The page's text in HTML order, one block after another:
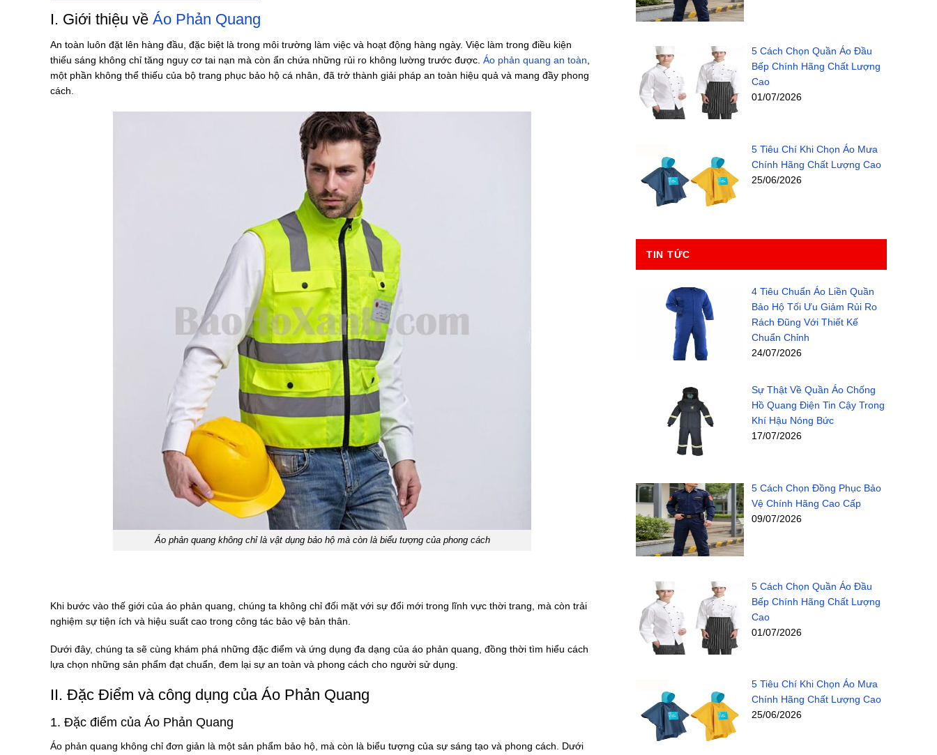
I. Giới thiệu về Áo Phản Quang
An toàn luôn đặt lên hàng đầu, đặc biệt là trong môi trường làm việc và hoạt động hàng ngày. Việc làm trong điều kiện
thiếu sáng không chỉ tăng nguy cơ tai nạn mà còn ẩn chứa những rủi ro không lường trước được. Áo phản quang an toàn,
một phần không thể thiếu của bộ trang phục bảo hộ cá nhân, đã trở thành giải pháp an toàn hiệu quả và mang đầy phong
cách.
Áo phản quang không chỉ là vật dụng bảo hộ mà còn là biểu tượng của phong cách
Khi bước vào thế giới của áo phản quang, chúng ta không chỉ đối mặt với sự đổi mới trong lĩnh vực thời trang, mà còn trải
nghiệm sự tiện ích và hiệu suất cao trong công tác bảo vệ bản thân.
Dưới đây, chúng ta sẽ cùng khám phá những đặc điểm và ứng dụng đa dạng của áo phản quang, đồng thời tìm hiểu cách
lựa chọn những sản phẩm đạt chuẩn, đem lại sự an toàn và phong cách cho người sử dụng.
II. Đặc Điểm và công dụng của Áo Phản Quang
1. Đặc điểm của Áo Phản Quang
Áo phản quang không chỉ đơn giản là một sản phẩm bảo hộ, mà còn là biểu tượng của sự sáng tạo và phong cách. Dưới
5 Cách Chọn Quần Áo Đầu
Bếp Chính Hãng Chất Lượng
Cao
01/07/2026
5 Tiêu Chí Khi Chọn Áo Mưa
Chính Hãng Chất Lượng Cao
25/06/2026
TIN TỨC
4 Tiêu Chuẩn Áo Liền Quần
Bảo Hộ Tối Ưu Giảm Rủi Ro
Rách Đũng Với Thiết Kế
Chuẩn Chỉnh
24/07/2026
Sự Thật Về Quần Áo Chống
Hồ Quang Điện Tin Cậy Trong
Khí Hậu Nóng Bức
17/07/2026
5 Cách Chọn Đồng Phục Bảo
Vệ Chính Hãng Cao Cấp
09/07/2026
5 Cách Chọn Quần Áo Đầu
Bếp Chính Hãng Chất Lượng
Cao
01/07/2026
5 Tiêu Chí Khi Chọn Áo Mưa
Chính Hãng Chất Lượng Cao
25/06/2026